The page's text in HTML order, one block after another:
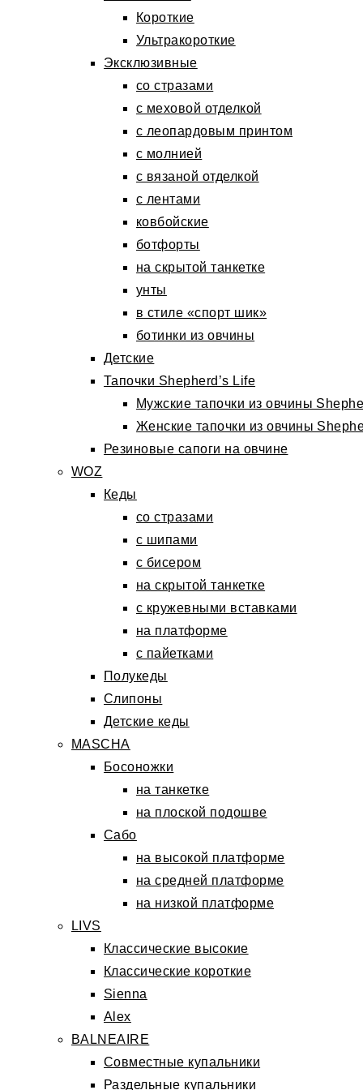
Короткие
Ультракороткие
Эксклюзивные
со стразами
с меховой отделкой
с леопардовым принтом
с молнией
с вязаной отделкой
с лентами
ковбойские
ботфорты
на скрытой танкетке
унты
в стиле «спорт шик»
ботинки из овчины
Детские
Тапочки Shepherd’s Life
Мужские тапочки из овчины
Женские тапочки из овчины
Резиновые сапоги на овчине
WOZ
Кеды
со стразами
с шипами
с бисером
на скрытой танкетке
с кружевными вставками
на платформе
с пайетками
Полукеды
Слипоны
Детские кеды
MASCHA
Босоножки
на танкетке
на плоской подошве
Сабо
на высокой платформе
на средней платформе
на низкой платформе
LIVS
Классические высокие
Классические короткие
Sienna
Alex
BALNEAIRE
Совместные купальники
Раздельные купальники